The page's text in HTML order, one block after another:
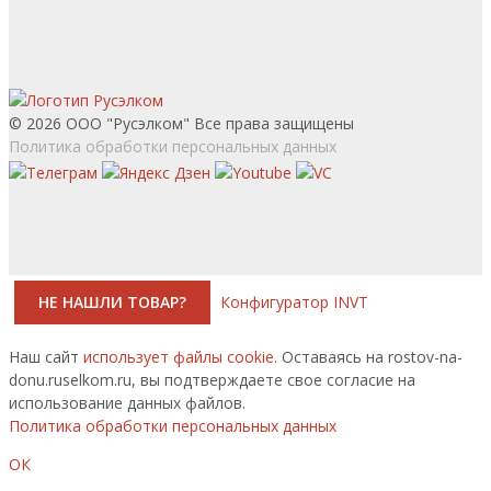
© 2026 ООО "Русэлком" Все права защищены
Политика обработки персональных данных
НЕ НАШЛИ ТОВАР? Конфигуратор INVT
Наш сайт использует файлы cookie. Оставаясь на rostov-na-
donu.ruselkom.ru, вы подтверждаете свое согласие на
использование данных файлов.
Политика обработки персональных данных
ОК